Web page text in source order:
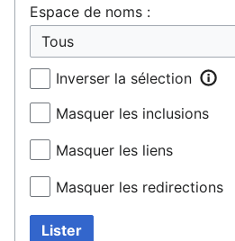
Espace de noms :
Inverser la sélection
Masquer les inclusions
Masquer les liens
Masquer les redirections
Lister